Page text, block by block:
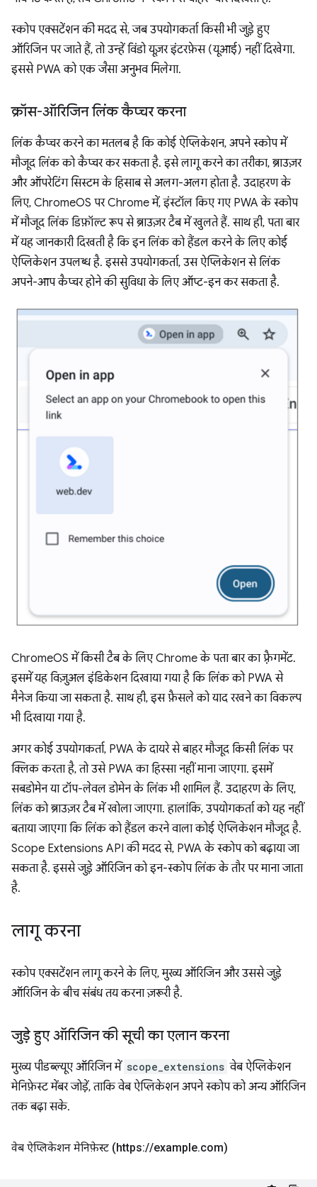
स्कोप एक्सटेंशन की मदद से, जब उपयोगकर्ता किसी भी जुड़े हुए
ऑरिजिन पर जाते हैं, तो उन्हें विंडो यूज़र इंटरफ़ेस (यूआई) नहीं दिखेगा.
इससे PWA को एक जैसा अनुभव मिलेगा.
क्रॉस-ऑरिजिन लिंक कैप्चर करना
लिंक कैप्चर करने का मतलब है कि कोई ऐप्लिकेशन, अपने स्कोप में
मौजूद लिंक को कैप्चर कर सकता है. इसे लागू करने का तरीका, ब्राउज़र
और ऑपरेटिंग सिस्टम के हिसाब से अलग-अलग होता है. उदाहरण के
लिए, ChromeOS पर Chrome में, इंस्टॉल किए गए PWA के स्कोप
में मौजूद लिंक डिफ़ॉल्ट रूप से ब्राउज़र टैब में खुलते हैं. साथ ही, पता बार
में यह जानकारी दिखती है कि इन लिंक को हैंडल करने के लिए कोई
ऐप्लिकेशन उपलब्ध है. इससे उपयोगकर्ता, उस ऐप्लिकेशन से लिंक
अपने-आप कैप्चर होने की सुविधा के लिए ऑप्ट-इन कर सकता है.
ChromeOS में किसी टैब के लिए Chrome के पता बार का फ़्रैगमेंट.
इसमें यह विज़ुअल इंडिकेशन दिखाया गया है कि लिंक को PWA से
मैनेज किया जा सकता है. साथ ही, इस फ़ैसले को याद रखने का विकल्प
भी दिखाया गया है.
अगर कोई उपयोगकर्ता, PWA के दायरे से बाहर मौजूद किसी लिंक पर
क्लिक करता है, तो उसे PWA का हिस्सा नहीं माना जाएगा. इसमें
सबडोमेन या टॉप-लेवल डोमेन के लिंक भी शामिल हैं. उदाहरण के लिए,
लिंक को ब्राउज़र टैब में खोला जाएगा. हालांकि, उपयोगकर्ता को यह नहीं
बताया जाएगा कि लिंक को हैंडल करने वाला कोई ऐप्लिकेशन मौजूद है.
Scope Extensions API की मदद से, PWA के स्कोप को बढ़ाया जा
सकता है. इससे जुड़े ऑरिजिन को इन-स्कोप लिंक के तौर पर माना जाता
है.
लागू करना
स्कोप एक्सटेंशन लागू करने के लिए, मुख्य ऑरिजिन और उससे जुड़े
ऑरिजिन के बीच संबंध तय करना ज़रूरी है.
जुड़े हुए ऑरिजिन की सूची का एलान करना
मुख्य पीडब्ल्यूए ऑरिजिन में scope_extensions वेब ऐप्लिकेशन
मेनिफ़ेस्ट मेंबर जोड़ें, ताकि वेब ऐप्लिकेशन अपने स्कोप को अन्य ऑरिजिन
तक बढ़ा सके.
वेब ऐप्लिकेशन मेनिफ़ेस्ट (https://example.com)